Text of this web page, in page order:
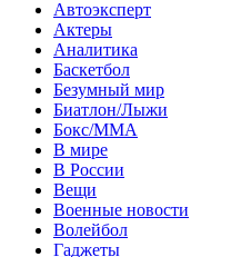
Автоэксперт
Актеры
Аналитика
Баскетбол
Безумный мир
Биатлон/Лыжи
Бокс/MMA
В мире
В России
Вещи
Военные новости
Волейбол
Гаджеты